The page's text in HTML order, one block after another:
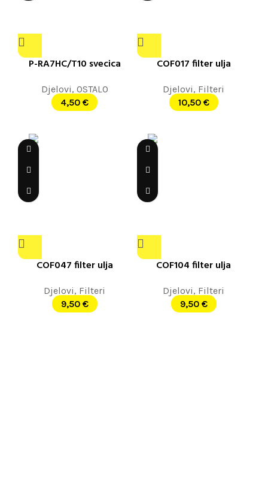
P-RA7HC/T10 svecica
Djelovi, OSTALO
4,50 €
COF017 filter ulja
Djelovi, Filteri
10,50 €
COF047 filter ulja
Djelovi, Filteri
9,50 €
COF104 filter ulja
Djelovi, Filteri
9,50 €